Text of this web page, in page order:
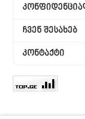
ჩვენ შესახებ
კონტაქტი